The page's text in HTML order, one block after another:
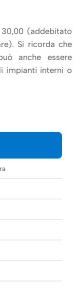
(addebitato
Si ricorda che
anche essere
impianti interni o